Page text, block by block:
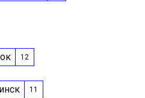
12
11